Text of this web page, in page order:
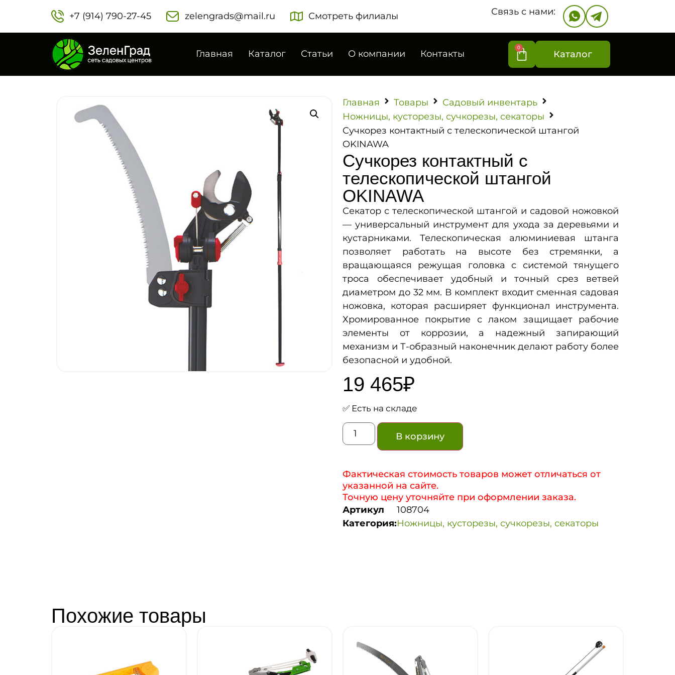
+7 (914) 790-27-45‬ zelengrads@mail.ru Смотреть филиалы Связь с нами:
Главная Каталог Статьи О компании Контакты
0
Каталог
Главная Товары
Садовый инвентарь
Ножницы, кусторезы, сучкорезы, секаторы
Сучкорез контактный с телескопической штангой
OKINAWA
Сучкорез контактный с
телескопической штангой
OKINAWA
Секатор с телескопической штангой и садовой ножовкой
— универсальный инструмент для ухода за деревьями и
кустарниками. Телескопическая алюминиевая штанга
позволяет работать на высоте без стремянки, а
вращающаяся режущая головка с системой тянущего
троса обеспечивает удобный и точный срез ветвей
диаметром до 32 мм. В комплект входит сменная садовая
ножовка, которая расширяет функционал инструмента.
Хромированное покрытие с лаком защищает рабочие
элементы от коррозии, а надежный запирающий
механизм и Т-образный наконечник делают работу более
безопасной и удобной.
19 465₽
✅ Есть на складе
В корзину
Фактическая стоимость товаров может отличаться от
указанной на сайте.
Точную цену уточняйте при оформлении заказа.
Артикул
108704
Категория:Ножницы, кусторезы, сучкорезы, секаторы
Похожие товары